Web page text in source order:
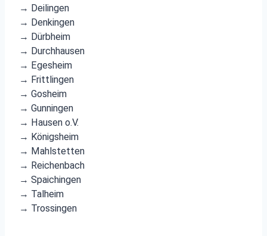
→ Deilingen
→ Denkingen
→ Dürbheim
→ Durchhausen
→ Egesheim
→ Frittlingen
→ Gosheim
→ Gunningen
→ Hausen o.V.
→ Königsheim
→ Mahlstetten
→ Reichenbach
→ Spaichingen
→ Talheim
→ Trossingen